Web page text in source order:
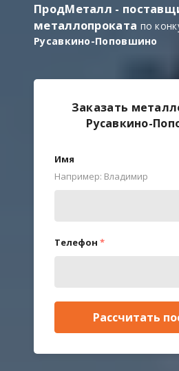
ПродМеталл -
металлопроката по
Русавкино-Поповшино
Заказать
Русавкино-
Имя
Например: Владимир
Телефон *
Рассчитать